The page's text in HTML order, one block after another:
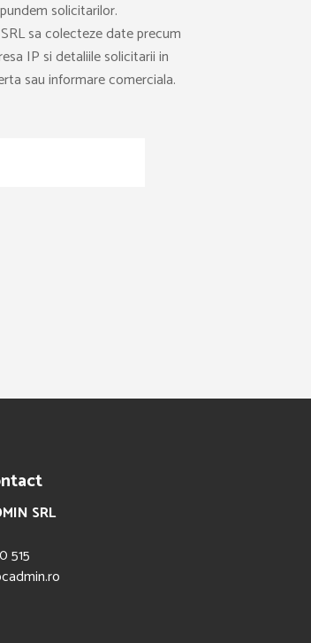
solicitarilor.
sa colecteze date precum
IP si detaliile solicitarii in
sau informare comerciala.
SRL
515